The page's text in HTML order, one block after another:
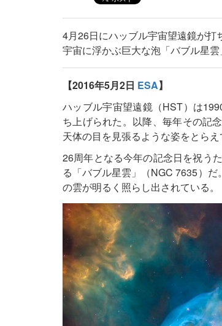
4月26日にハッブル宇宙望遠鏡が打
宇宙に浮かぶ巨大な泡「バブル星雲
【2016年5月2日 ESA】
ハッブル宇宙望遠鏡（HST）は
ち上げられた。以降、毎年その記
天体の目を見張るような姿をとらえ
26周年となる今年の記念日を祝う
る「バブル星雲」（NGC 7635）
の雲が明るく照らし出されている。